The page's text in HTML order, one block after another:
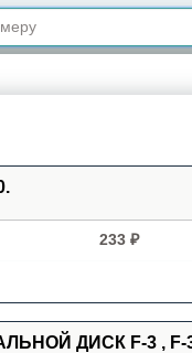
233 ₽
ДИСК F-3 , F-